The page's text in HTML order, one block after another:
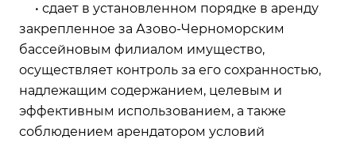
• сдает в установленном порядке в аренду
закрепленное за Азово-Черноморским
бассейновым филиалом имущество,
осуществляет контроль за его сохранностью,
надлежащим содержанием, целевым и
эффективным использованием, а также
соблюдением арендатором условий